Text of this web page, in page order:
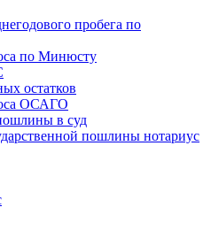
пробега по
по Минюсту
остатков
ОСАГО
в суд
пошлины нотариус